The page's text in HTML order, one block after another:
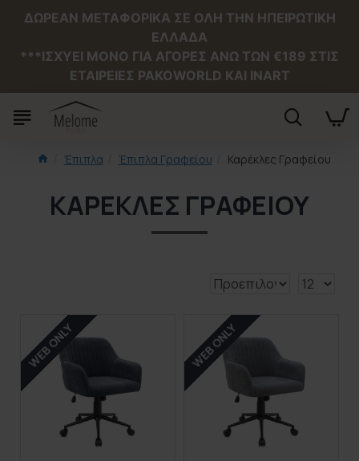
ΔΩΡΕΑΝ ΜΕΤΑΦΟΡΙΚΑ ΣΕ ΟΛΗ ΤΗΝ ΗΠΕΙΡΩΤΙΚΗ
ΕΛΛΑΔΑ
***ΙΣΧΥΕΙ MONO ΓΙΑ ΑΓΟΡΕΣ ΑΝΩ ΤΩΝ €189 ΣΤΙΣ
ΕΤΑΙΡΕΙΕΣ PAKOWORLD ΚΑΙ INART
Έπιπλα Έπιπλα Γραφείου Καρέκλες Γραφείου
ΚΑΡΈΚΛΕΣ ΓΡΑΦΕΊΟΥ
WEB ONLY WEB ONLY